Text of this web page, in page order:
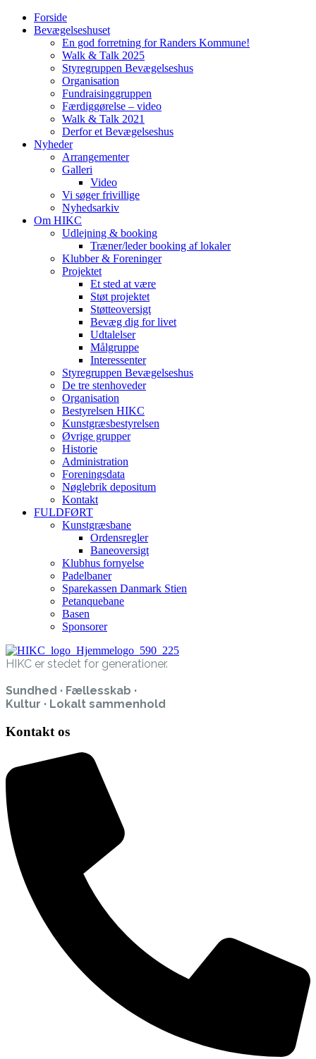
Forside
Bevægelseshuset
En god forretning for Randers Kommune!
Walk & Talk 2025
Styregruppen Bevægelseshus
Organisation
Fundraisinggruppen
Færdiggørelse – video
Walk & Talk 2021
Derfor et Bevægelseshus
Nyheder
Arrangementer
Galleri
Video
Vi søger frivillige
Nyhedsarkiv
Om HIKC
Udlejning & booking
Træner/leder booking af lokaler
Klubber & Foreninger
Projektet
Et sted at være
Støt projektet
Støtteoversigt
Bevæg dig for livet
Udtalelser
Målgruppe
Interessenter
Styregruppen Bevægelseshus
De tre stenhoveder
Organisation
Bestyrelsen HIKC
Kunstgræsbestyrelsen
Øvrige grupper
Historie
Administration
Foreningsdata
Nøglebrik depositum
Kontakt
FULDFØRT
Kunstgræsbane
Ordensregler
Baneoversigt
Klubhus fornyelse
Padelbaner
Sparekassen Danmark Stien
Petanquebane
Basen
Sponsorer
HIKC er stedet for generationer.
Sundhed · Fællesskab ·
Kultur · Lokalt sammenhold
Kontakt os